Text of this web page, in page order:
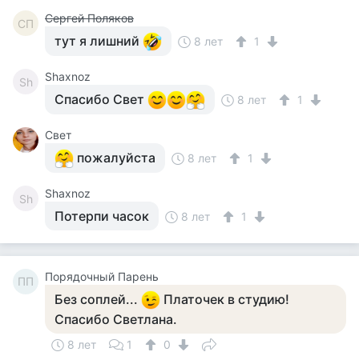
СП Сергей Поляков
тут я лишний 8 лет 1
Sh Shaxnoz
Спасибо Свет 8 лет 1
Свет
пожалуйста 8 лет 1
Sh Shaxnoz
Потерпи часок 8 лет 1
ПП Порядочный Парень
Без соплей...
Платочек в студию!
Спасибо Светлана.
8 лет 1
0